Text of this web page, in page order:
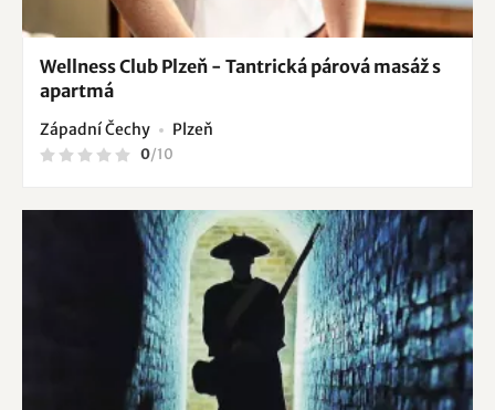
Wellness Club Plzeň - Tantrická párová masáž s
apartmá
Západní Čechy Plzeň
0/10